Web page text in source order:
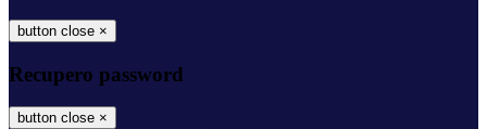
button close ×
Recupero password
button close ×